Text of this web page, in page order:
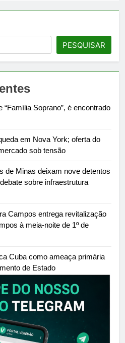
PESQUISAR
Soprano”, é encontrado
em Nova York; oferta do
sob tensão
de Minas deixam nove detentos
sobre infraestrutura
Campos entrega revitalização
à meia-noite de 1º de
Cuba como ameaça primária
de Estado